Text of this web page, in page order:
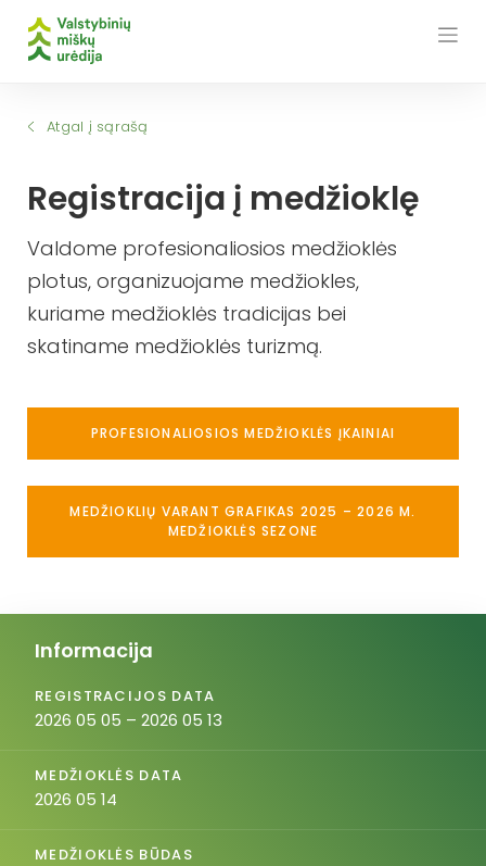
Atgal į sąrašą
Registracija į medžioklę
Valdome profesionaliosios medžioklės
plotus, organizuojame medžiokles,
kuriame medžioklės tradicijas bei
skatiname medžioklės turizmą.
PROFESIONALIOSIOS MEDŽIOKLĖS ĮKAINIAI
MEDŽIOKLIŲ VARANT GRAFIKAS 2025 – 2026 M.
MEDŽIOKLĖS SEZONE
Informacija
REGISTRACIJOS DATA
2026 05 05 – 2026 05 13
MEDŽIOKLĖS DATA
2026 05 14
MEDŽIOKLĖS BŪDAS